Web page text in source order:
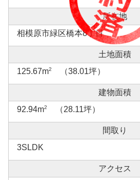
所在地
相模原市緑区橋本8丁目
土地面積
125.67m2 （38.01坪）
建物面積
92.94m2 （28.11坪）
間取り
3SLDK
アクセス